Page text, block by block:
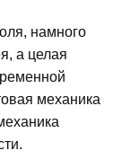
намного
а целая
механика